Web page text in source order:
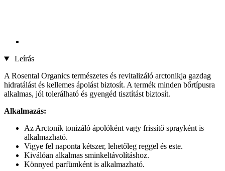
Leírás
A Rosental Organics természetes és revitalizáló arctonikja gazdag
hidratálást és kellemes ápolást biztosít. A termék minden bőrtípusra
alkalmas, jól tolerálható és gyengéd tisztítást biztosít.
Alkalmazás:
Az Arctonik tonizáló ápolóként vagy frissítő sprayként is
alkalmazható.
Vigye fel naponta kétszer, lehetőleg reggel és este.
Kiválóan alkalmas sminkeltávolításhoz.
Könnyed parfümként is alkalmazható.